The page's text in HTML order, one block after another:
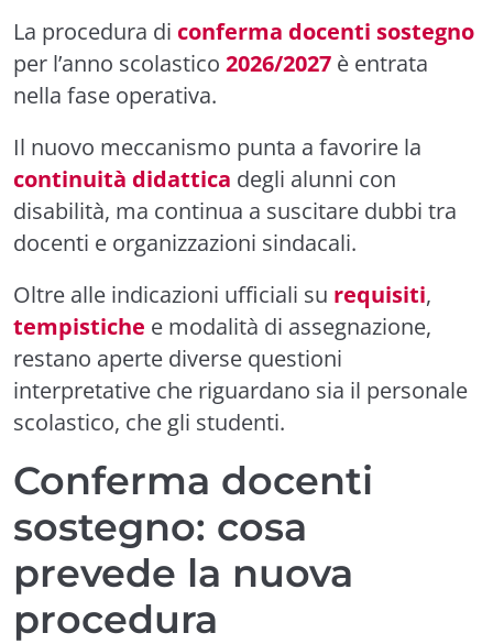
La procedura di conferma docenti sostegno
per l’anno scolastico 2026/2027 è entrata
nella fase operativa.
Il nuovo meccanismo punta a favorire la
continuità didattica degli alunni con
disabilità, ma continua a suscitare dubbi tra
docenti e organizzazioni sindacali.
Oltre alle indicazioni ufficiali su requisiti,
tempistiche e modalità di assegnazione,
restano aperte diverse questioni
interpretative che riguardano sia il personale
scolastico, che gli studenti.
Conferma docenti
sostegno: cosa
prevede la nuova
procedura